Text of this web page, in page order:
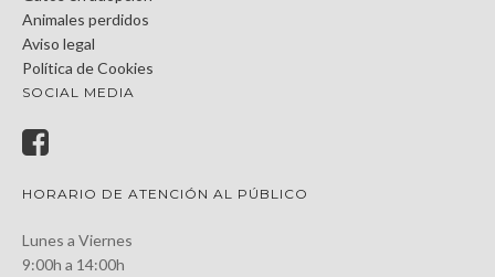
Animales perdidos
Aviso legal
Política de Cookies
SOCIAL MEDIA
HORARIO DE ATENCIÓN AL PÚBLICO
Lunes a Viernes
9:00h a 14:00h